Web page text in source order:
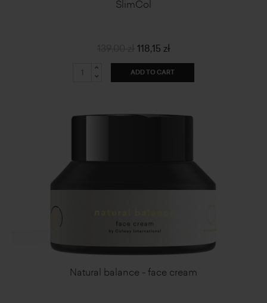
SlimCol
118,15 zł
ADD TO CART
Natural balance - face cream